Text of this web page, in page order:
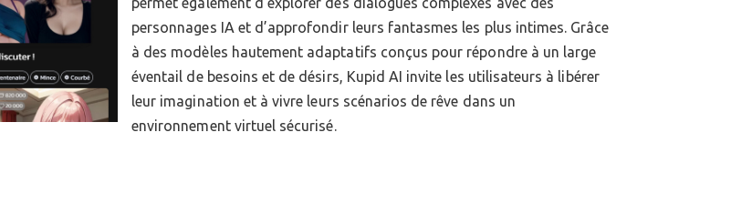
personnages IA et d’approfondir leurs fantasmes les plus intimes. Grâce
à des modèles hautement adaptatifs conçus pour répondre à un large
éventail de besoins et de désirs, Kupid AI invite les utilisateurs à libérer
leur imagination et à vivre leurs scénarios de rêve dans un
environnement virtuel sécurisé.